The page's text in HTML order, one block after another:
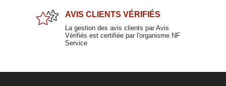
AVIS CLIENTS VÉRIFIÉS
La gestion des avis clients par Avis
Vérifiés est certifiée par l'organisme NF
Service